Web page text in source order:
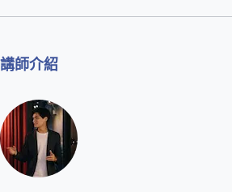
講師介紹